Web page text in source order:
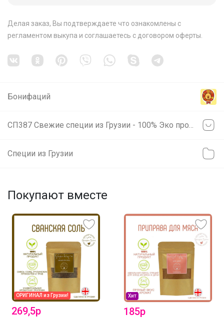
Делая заказ, Вы подтверждаете что ознакомлены с
регламентом выкупа и соглашаетесь с договором оферты
Бонифаций
Специи из Грузии
Покупают вместе
ОРИГИНАЛ из Грузии!
269,5р
Хит
185р